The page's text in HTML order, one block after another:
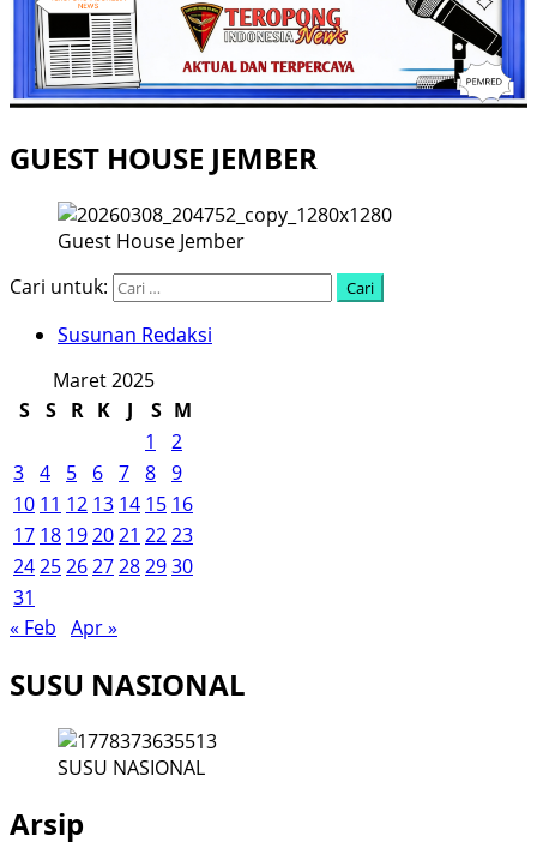
GUEST HOUSE JEMBER
Guest House Jember
Cari untuk:
Susunan Redaksi
Maret 2025
S
S R K J S M
1
2
3 4 5 6 7 8 9
10 11 12 13 14 15 16
17 18 192021 2223
24252627282930
31
« Feb Apr »
SUSU NASIONAL
SUSU NASIONAL
Arsip